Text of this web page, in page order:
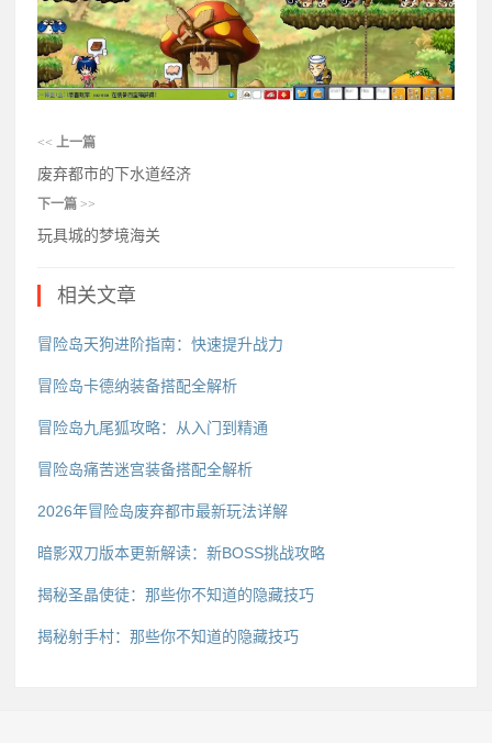
<< 上一篇
废弃都市的下水道经济
下一篇 >>
玩具城的梦境海关
相关文章
冒险岛天狗进阶指南：快速提升战力
冒险岛卡德纳装备搭配全解析
冒险岛九尾狐攻略：从入门到精通
冒险岛痛苦迷宫装备搭配全解析
2026年冒险岛废弃都市最新玩法详解
暗影双刀版本更新解读：新BOSS挑战攻略
揭秘圣晶使徒：那些你不知道的隐藏技巧
揭秘射手村：那些你不知道的隐藏技巧